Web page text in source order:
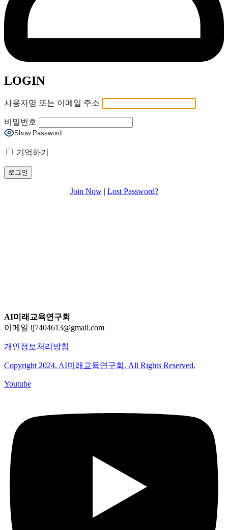
LOGIN
사용자명 또는 이메일 주소
비밀번호
Show Password
기억하기
Join Now| Lost Password?
AI미래교육연구회
이메일 ij7404613@gmail.com
개인정보처리방침
Copyright 2024. AI미래교육연구회. All Rights Reserved.
Youtube